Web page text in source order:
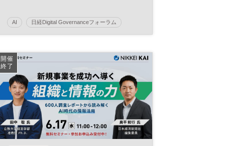
-PoC止まりを脱し、標準業務へ“実
装”するために-
AI 日経Digital Governanceフォーラム
開催
終了